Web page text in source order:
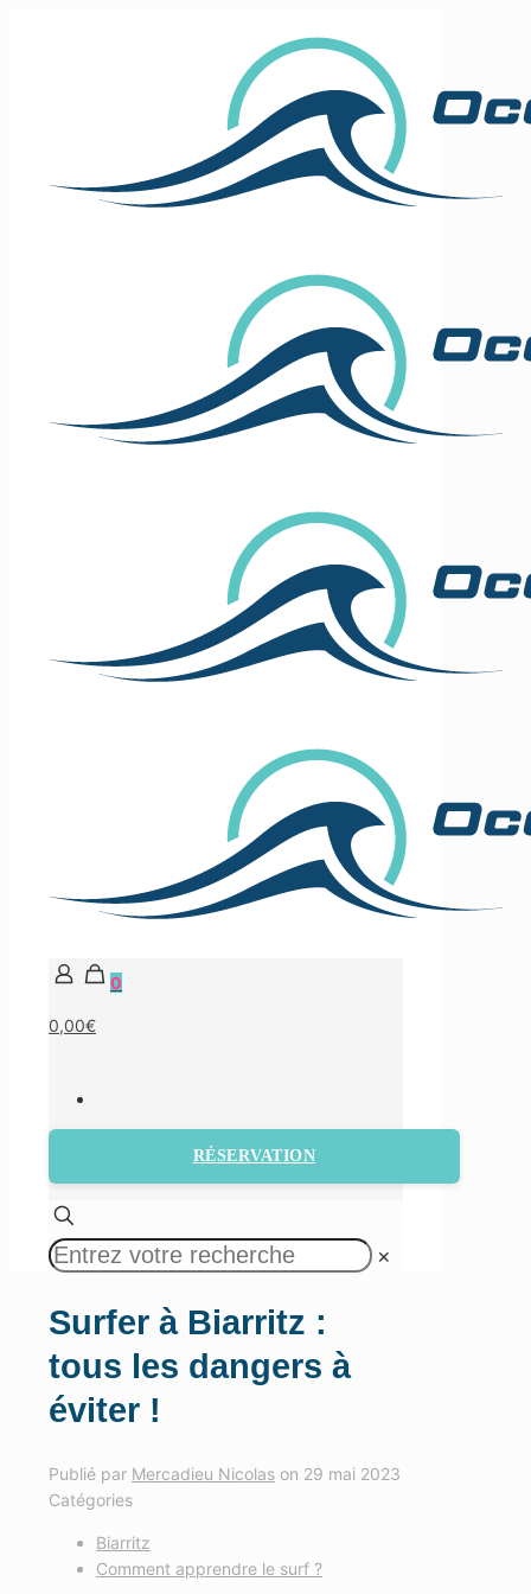
0
0,00€
RÉSERVATION
✕
Surfer à Biarritz :
tous les dangers à
éviter !
Publié par Mercadieu Nicolas on 29 mai 2023
Catégories
Biarritz
Comment apprendre le surf ?